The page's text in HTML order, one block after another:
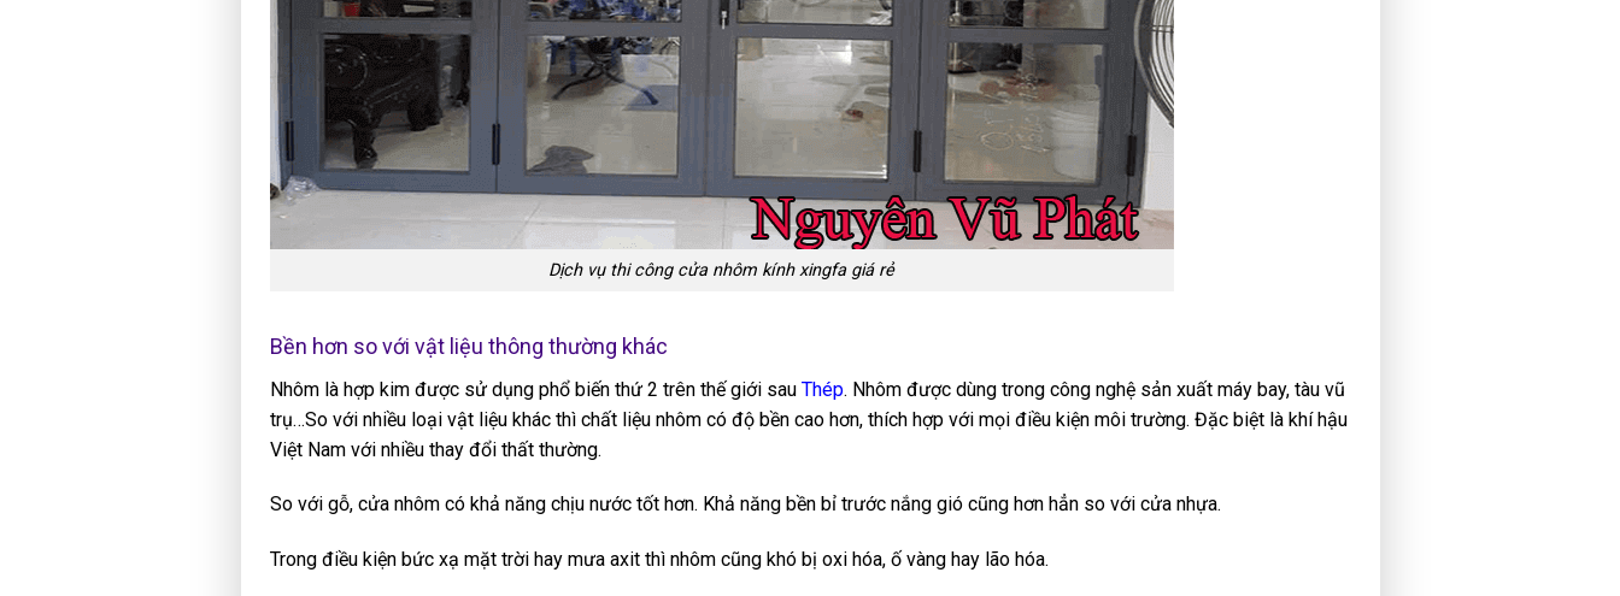
Dịch vụ thi công cửa nhôm kính xingfa giá rẻ
Bền hơn so với vật liệu thông thường khác
Nhôm là hợp kim được sử dụng phổ biến thứ 2 trên thế giới sau Thép. Nhôm được dùng trong công nghệ sản xuất máy bay, tàu vũ
trụ…So với nhiều loại vật liệu khác thì chất liệu nhôm có độ bền cao hơn, thích hợp với mọi điều kiện môi trường. Đặc biệt là khí hậu
Việt Nam với nhiều thay đổi thất thường.
So với gỗ, cửa nhôm có khả năng chịu nước tốt hơn. Khả năng bền bỉ trước nắng gió cũng hơn hẳn so với cửa nhựa.
Trong điều kiện bức xạ mặt trời hay mưa axit thì nhôm cũng khó bị oxi hóa, ố vàng hay lão hóa.